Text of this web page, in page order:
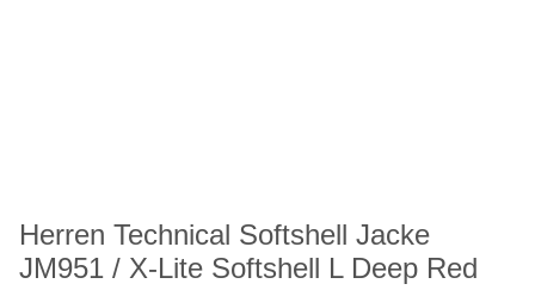
Herren Technical Softshell Jacke
JM951 / X-Lite Softshell L Deep Red